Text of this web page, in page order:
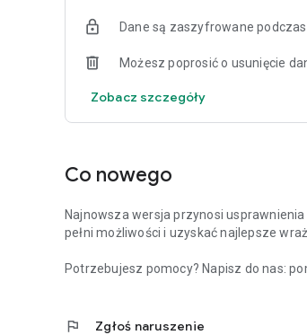
Dane są zaszyfrowane
Możesz poprosić o usunięcie
Zobacz szczegóły
Co nowego
Najnowsza wersja przynosi
pełni możliwości i uzyskać najlepsze
Potrzebujesz pomocy? Napisz do nas:
flag Zgłoś naruszenie